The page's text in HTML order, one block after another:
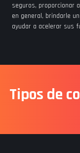
seguros, proporcionar
en general, brindarle
ayudar a acelerar sus
Tipos de